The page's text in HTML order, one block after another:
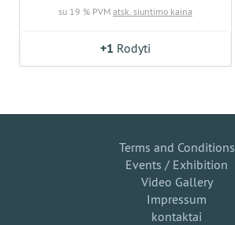
su 19 % PVM atsk. siuntimo kaina
+1 Rodyti
Terms and Conditions
Events / Exhibition
Video Gallery
Impressum
kontaktai